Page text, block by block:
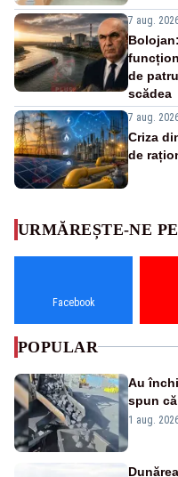
7 aug.
de
scădea
7 aug.
Criza
de
URMĂREȘTE-NE PE
Facebook
POPULAR
Au
spun
1 aug.